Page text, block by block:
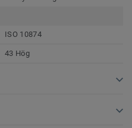
ISO 10874
43 Hög